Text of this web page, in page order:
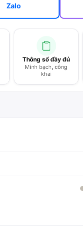
Zalo
Thông số đầy đủ
Minh bạch, công
khai